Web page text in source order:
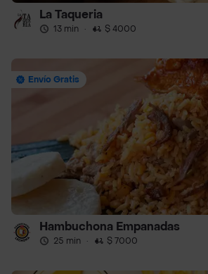
La Taqueria
13 min · $ 4000
Envío Gratis
Hambuchona Empanadas
25 min · $ 7000